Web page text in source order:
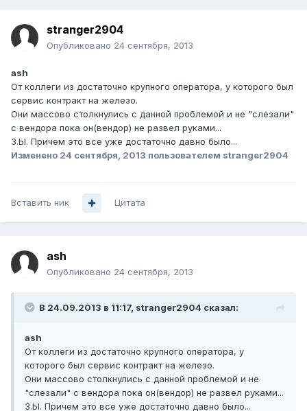
stranger2904
Опубликовано 24 сентября, 2013
ash
От коллеги из достаточно крупного оператора, у которого был
сервис контракт на железо.
Они массово столкнулись с данной проблемой и не "слезали"
с вендора пока он(вендор) не развел руками...
З.Ы. Причем это все уже достаточно давно было...
Изменено 24 сентября, 2013 пользователем stranger2904
Вставить ник Цитата
ash
Опубликовано 24 сентября, 2013
В 24.09.2013 в 11:17, stranger2904 сказал:
ash
От коллеги из достаточно крупного оператора, у
которого был сервис контракт на железо.
Они массово столкнулись с данной проблемой и не
"слезали" с вендора пока он(вендор) не развел руками...
З.Ы. Причем это все уже достаточно давно было...